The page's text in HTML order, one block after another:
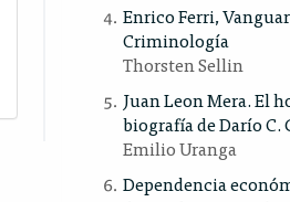
Enrico Ferri,
Criminología
Thorsten Sellin
Juan Leon Mera. El
biografía de Darío C.
Emilio Uranga
Dependencia